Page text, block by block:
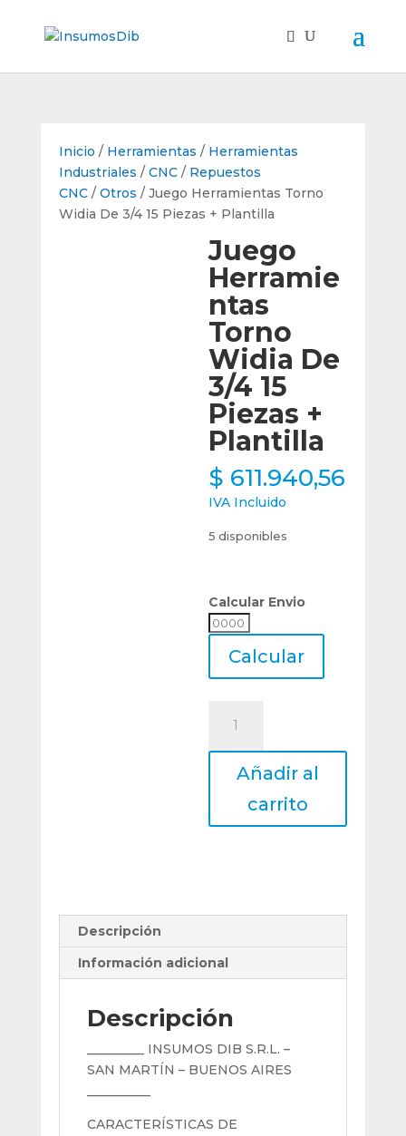
Inicio / Herramientas / Herramientas
Industriales / CNC/ Repuestos
CNC/ Otros / Juego Herramientas Torno
Widia De 3/4 15 Piezas + Plantilla
Juego
Herramie
ntas
Torno
Widia De
3/4 15
Piezas +
Plantilla
$ 611.940,56
IVA Incluido
5 disponibles
Calcular Envio
Calcular
Calcular
Herramientas
Torno
Widia
cantidad
Añadir al
carrito
Descripción
Información adicional
Descripción
_________ INSUMOS DIB S.R.L. –
SAN MARTÍN – BUENOS AIRES
CARACTERÍSTICAS DE